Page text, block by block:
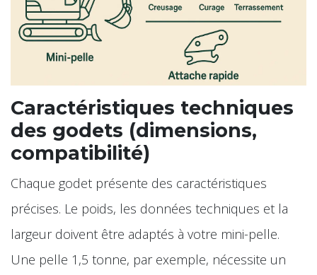
Caractéristiques techniques
des godets (dimensions,
compatibilité)
Chaque godet présente des caractéristiques
précises. Le poids, les données techniques et la
largeur doivent être adaptés à votre mini-pelle.
Une pelle 1,5 tonne, par exemple, nécessite un